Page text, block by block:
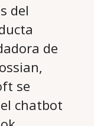
del
de
se
chatbot